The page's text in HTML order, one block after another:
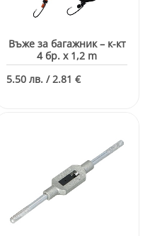
Въже за багажник – к-кт
4 бр. х 1,2 m
5.50 лв. / 2.81 €